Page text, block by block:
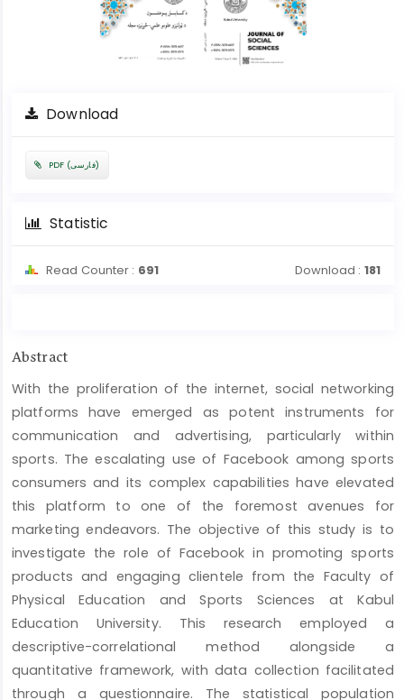
Download
PDF (فارسی)
Statistic
Read Counter : 691 Download : 181
Main
Article
Content
Abstract
With the proliferation of the internet, social networking
platforms have emerged as potent instruments for
communication and advertising, particularly within
sports. The escalating use of Facebook among sports
consumers and its complex capabilities have elevated
this platform to one of the foremost avenues for
marketing endeavors. The objective of this study is to
investigate the role of Facebook in promoting sports
products and engaging clientele from the Faculty of
Physical Education and Sports Sciences at Kabul
Education University. This research employed a
descriptive-correlational method alongside a
quantitative framework, with data collection facilitated
through a questionnaire. The statistical population